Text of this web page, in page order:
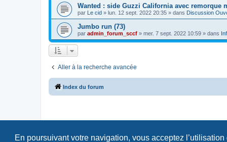
En poursuivant votre navigation, vous acceptez l’utilisation
Wanted : side Guzzi California avec remorque
par Le cid » lun. 12 sept. 2022 20:35 » dans Discussion
Jumbo run (73)
par admin_forum_sccf » mer. 7 sept. 2022 10:59 » dans
Aller à la recherche avancée
Index du forum